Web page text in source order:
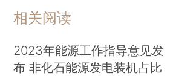
相关阅读
2023年能源工作指导意见发
布 非化石能源发电装机占比